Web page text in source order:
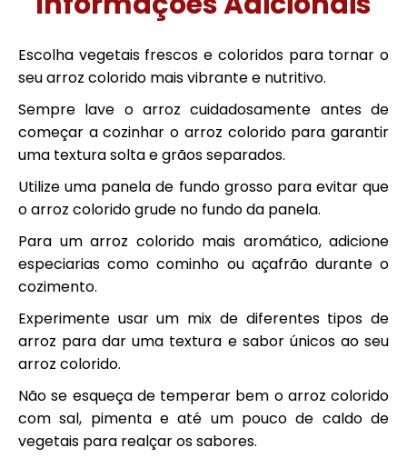
Escolha vegetais frescos e coloridos para tornar o
seu arroz colorido mais vibrante e nutritivo.
Sempre lave o arroz cuidadosamente antes de
começar a cozinhar o arroz colorido para garantir
uma textura solta e grãos separados.
Utilize uma panela de fundo grosso para evitar que
o arroz colorido grude no fundo da panela.
Para um arroz colorido mais aromático, adicione
especiarias como cominho ou açafrão durante o
cozimento.
Experimente usar um mix de diferentes tipos de
arroz para dar uma textura e sabor únicos ao seu
arroz colorido.
Não se esqueça de temperar bem o arroz colorido
com sal, pimenta e até um pouco de caldo de
vegetais para realçar os sabores.